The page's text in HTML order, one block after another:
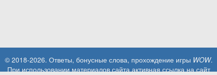
© 2018-2026. Ответы, бонусные слова, прохождение игры WOW.
При использовании материалов сайта активная ссылка на сайт